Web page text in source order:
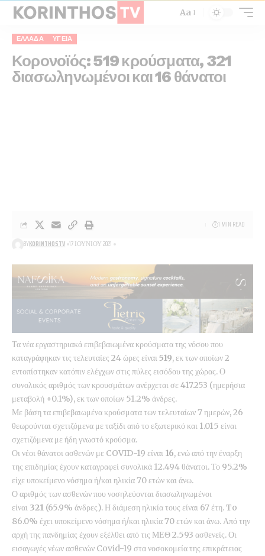
Aa
ΕΛΛΆΔΑ ΥΓΕΊΑ
Κορονοϊός: 519 κρούσματα, 321
διασωληνωμένοι και 16 θάνατοι
BYKORINTHOSTV 17 ΙΟΥΝΊΟΥ 2021
1 MIN READ
Τα νέα εργαστηριακά επιβεβαιωμένα κρούσματα της νόσου που
καταγράφηκαν τις τελευταίες 24 ώρες είναι 519, εκ των οποίων 2
εντοπίστηκαν κατόπιν ελέγχων στις πύλες εισόδου της χώρας. Ο
συνολικός αριθμός των κρουσμάτων ανέρχεται σε 417.253 (ημερήσια
μεταβολή +0.1%), εκ των οποίων 51.2% άνδρες.
Με βάση τα επιβεβαιωμένα κρούσματα των τελευταίων 7 ημερών, 26
θεωρούνται σχετιζόμενα με ταξίδι από το εξωτερικό και 1.015 είναι
σχετιζόμενα με ήδη γνωστό κρούσμα.
Οι νέοι θάνατοι ασθενών με COVID-19 είναι 16, ενώ από την έναρξη
της επιδημίας έχουν καταγραφεί συνολικά 12.494 θάνατοι. Το 95.2%
είχε υποκείμενο νόσημα ή/και ηλικία 70 ετών και άνω.
Ο αριθμός των ασθενών που νοσηλεύονται διασωληνωμένοι
είναι 321 (65.9% άνδρες). Η διάμεση ηλικία τους είναι 67 έτη. To
86.0% έχει υποκείμενο νόσημα ή/και ηλικία 70 ετών και άνω. Από την
αρχή της πανδημίας έχουν εξέλθει από τις ΜΕΘ 2.593 ασθενείς. Οι
εισαγωγές νέων ασθενών Covid-19 στα νοσοκομεία της επικράτειας